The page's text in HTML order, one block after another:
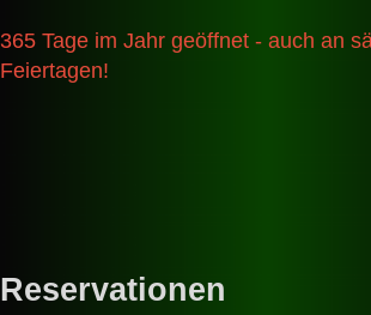
365 Tage im Jahr geöffnet - auch an
Feiertagen!
Reservationen